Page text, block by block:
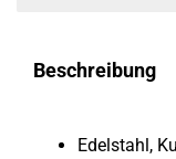
Beschreibung
Edelstahl,